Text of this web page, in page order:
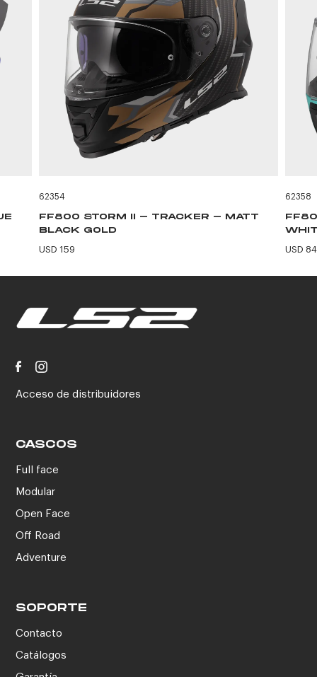
62354
FF800 STORM II - TRACKER - MATT
BLACK GOLD
USD 159
62358
USD 84
Acceso de distribuidores
CASCOS
Full face
Modular
Open Face
Off Road
Adventure
SOPORTE
Contacto
Catálogos